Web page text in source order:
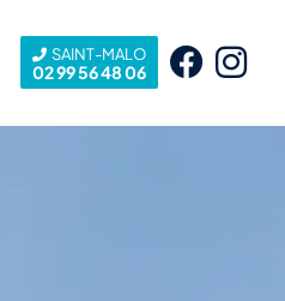
SAINT-MALO
02 99 56 48 06